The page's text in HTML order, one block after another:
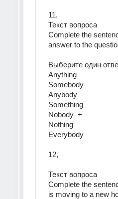
11,
Текст вопроса
Complete the
answer to the
Выберите один
Anything
Somebody
Anybody
Something
Nobody  +
Nothing
Everybody
12,
Текст вопроса
Complete the
is moving to a new